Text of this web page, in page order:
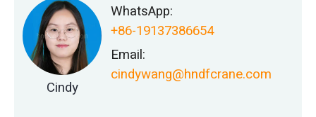
Cindy
WhatsApp:
+86-19137386654
Email:
cindywang@hndfcrane.com